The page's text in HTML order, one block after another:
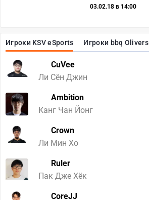
Игроки KSV eSports Игроки bbq Olivers
CuVee
Ли Сён Джин
Ambition
Канг Чан Йонг
Crown
Ли Мин Хо
Ruler
Пак Дже Хёк
CoreJJ
03.02.18 в 14:00